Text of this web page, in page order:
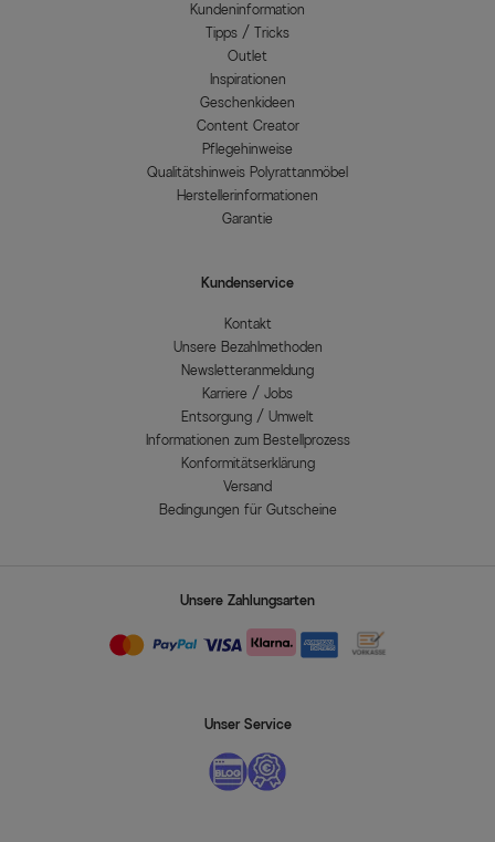
Kundeninformation
Tipps / Tricks
Outlet
Inspirationen
Geschenkideen
Content Creator
Pflegehinweise
Qualitätshinweis Polyrattanmöbel
Herstellerinformationen
Garantie
Kundenservice
Kontakt
Unsere Bezahlmethoden
Newsletteranmeldung
Karriere / Jobs
Entsorgung / Umwelt
Informationen zum Bestellprozess
Konformitätserklärung
Versand
Bedingungen für Gutscheine
Unsere Zahlungsarten
Unser Service